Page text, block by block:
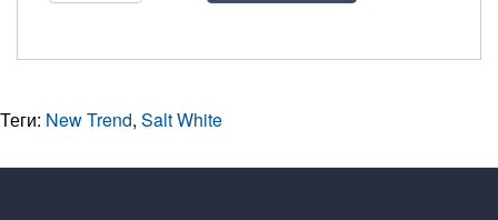
Теги: New Trend, Salt White